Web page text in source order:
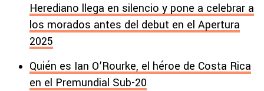
Herediano llega en silencio y pone a celebrar a
los morados antes del debut en el Apertura
2025
Quién es Ian O’Rourke, el héroe de Costa Rica
en el Premundial Sub-20